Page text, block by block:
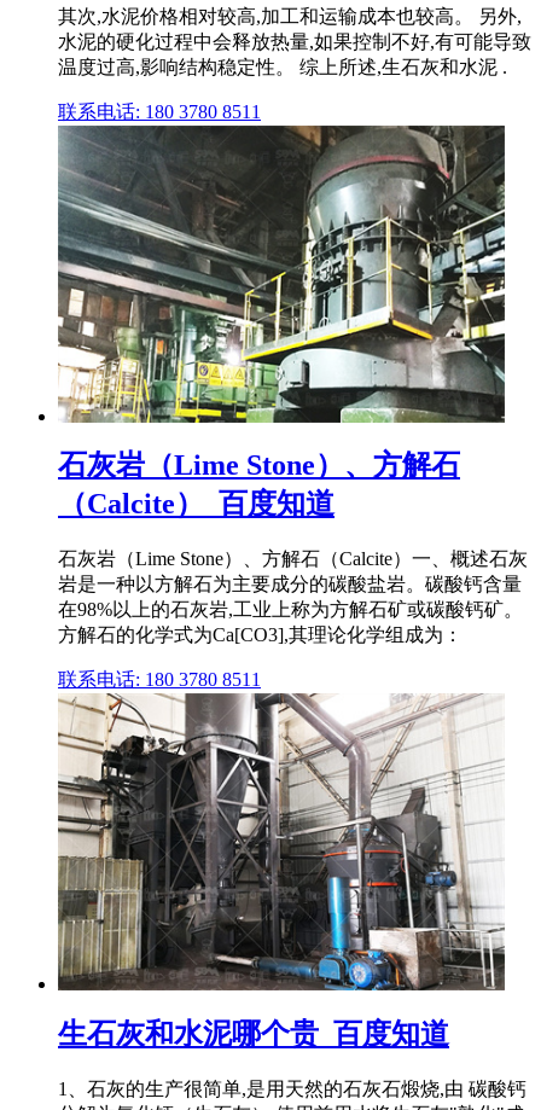
其次,水泥价格相对较高,加工和运输成本也较高。 另外,
水泥的硬化过程中会释放热量,如果控制不好,有可能导致
温度过高,影响结构稳定性。 综上所述,生石灰和水泥 .
联系电话: 180 3780 8511
石灰岩（Lime Stone）、方解石
（Calcite）_百度知道
石灰岩（Lime Stone）、方解石（Calcite）一、概述石灰
岩是一种以方解石为主要成分的碳酸盐岩。碳酸钙含量
在98%以上的石灰岩,工业上称为方解石矿或碳酸钙矿。
方解石的化学式为Ca[CO3],其理论化学组成为：
联系电话: 180 3780 8511
生石灰和水泥哪个贵_百度知道
1、石灰的生产很简单,是用天然的石灰石煅烧,由 碳酸钙